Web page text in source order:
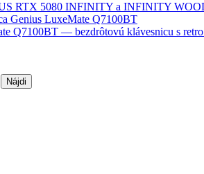
RTX 5080 INFINITY a INFINITY
Q7100BT — bezdrôtovú klávesnicu s